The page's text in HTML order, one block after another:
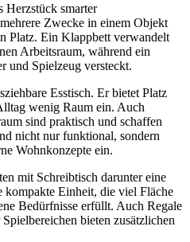
smarter
Zwecke in einem Objekt
Platz. Ein Klappbett verwandelt
Arbeitsraum, während ein
und Spielzeug versteckt.
Esstisch. Er bietet Platz
wenig Raum ein. Auch
sind praktisch und schaffen
nicht nur funktional, sondern
Wohnkonzepte ein.
mit Schreibtisch darunter eine
kompakte Einheit, die viel Fläche
Bedürfnisse erfüllt. Auch Regale
bieten zusätzlichen